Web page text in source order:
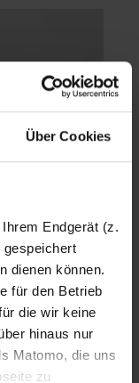
Über Cookies
Endgerät (z.
gespeichert
dienen können.
für den Betrieb
die wir keine
hinaus nur
Matomo, die uns
zu
Lorenz